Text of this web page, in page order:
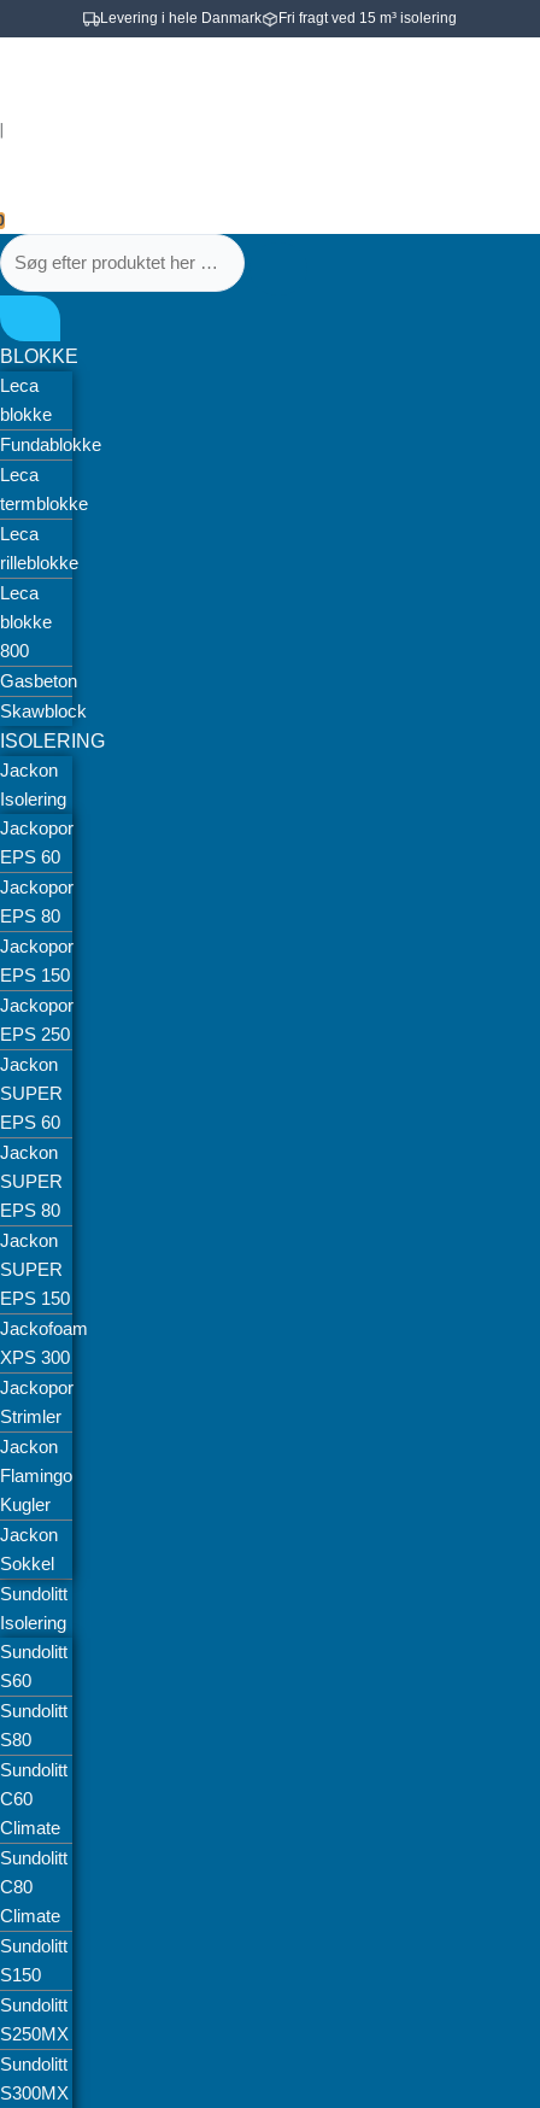
Levering i hele Danmark Fri fragt ved 15 m³ isolering
til
|her
BLOKKE
Leca
blokke
Fundablokke
Leca
termblokke
Leca
rilleblokke
Leca
blokke
800
Gasbeton
Skawblock
ISOLERING
Jackon
Isolering
Jackopor
EPS 60
Jackopor
EPS 80
Jackopor
EPS 150
Jackopor
EPS 250
Jackon
SUPER
EPS 60
Jackon
SUPER
EPS 80
Jackon
SUPER
EPS 150
Jackofoam
XPS 300
Jackopor
Strimler
Jackon
Flamingo
Kugler
Jackon
Sokkel
Sundolitt
Isolering
Sundolitt
S60
Sundolitt
S80
Sundolitt
C60
Climate
Sundolitt
C80
Climate
Sundolitt
S150
Sundolitt
S250MX
Sundolitt
S300MX
her
pumpe.
mm
PEX
kobl.